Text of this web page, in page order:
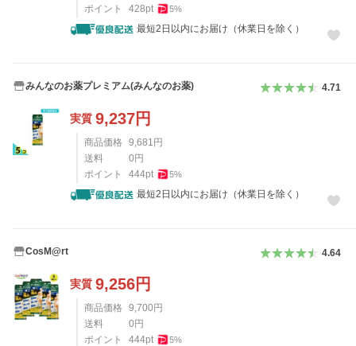
ポイント 428pt 5%
最短2日以内にお届け（休業日を除く）
みんなのお薬プレミアム(みんなのお薬) 4.71
実質 9,237円
商品価格 9,681 円
送料
0 円
ポイント
444pt 5%
最短2日以内にお届け（休業日を除く）
CosM@rt 4.64
実質 9,256円
商品価格 9,700 円
送料
0 円
ポイント
444pt 5%